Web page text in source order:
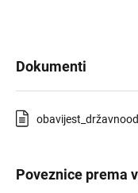
Dokumenti
Poveznice prema